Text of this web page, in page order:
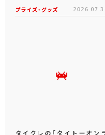
プライズ・グッズ
タイクレの「タイトーオン